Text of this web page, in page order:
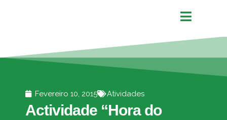
Fevereiro 10, 2015 Atividades
Actividade “Hora do